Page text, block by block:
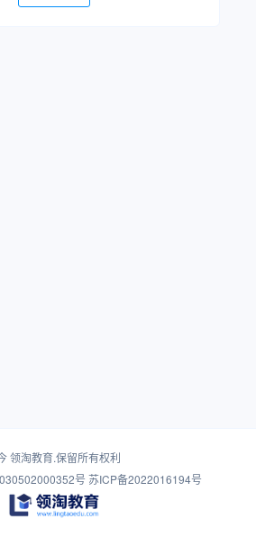
领淘教育.保留所有权利
号 苏ICP备2022016194号